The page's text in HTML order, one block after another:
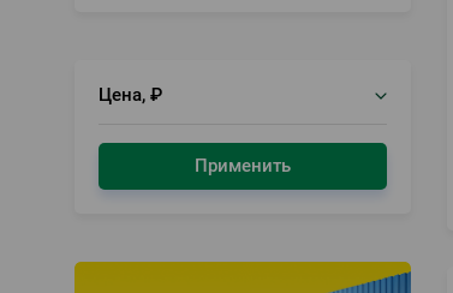
Цена, ₽
Применить